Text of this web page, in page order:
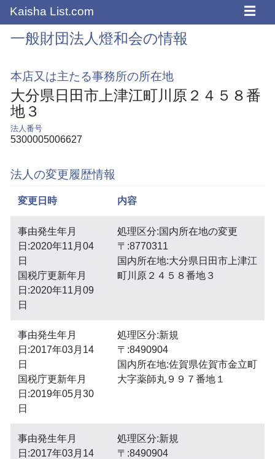
Kaisha List.com ☰
一般財団法人燈和会の情報
本店又は主たる事務所の所在地
大分県日田市上津江町川原２４５８番
地３
法人番号
5300005006627
法人の変更履歴情報
変更日時 内容
事由発生年月
日:2020年11月04
日
国税庁更新年月
日:2020年11月09
日
処理区分:国内所在地の変更
〒:8770311
国内所在地:大分県日田市上津江
町川原２４５８番地３
事由発生年月
日:2017年03月14
日
国税庁更新年月
日:2019年05月30
日
処理区分:新規
〒:8490904
国内所在地:佐賀県佐賀市金立町
大字薬師丸９９７番地１
事由発生年月
日:2017年03月14
処理区分:新規
〒:8490904